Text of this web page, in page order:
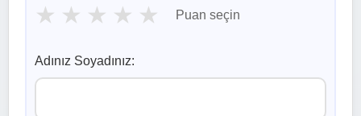
★ ★ ★ ★ ★ Puan seçin
Adınız Soyadınız: